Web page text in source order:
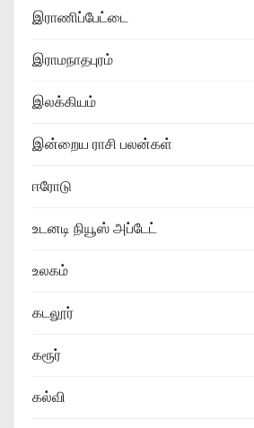
இராணிப்பேட்டை
இராமநாதபுரம்
இலக்கியம்
இன்றைய ராசி பலன்கள்
ஈரோடு
உடனடி நியூஸ் அப்டேட்
உலகம்
கடலூர்
கரூர்
கல்வி